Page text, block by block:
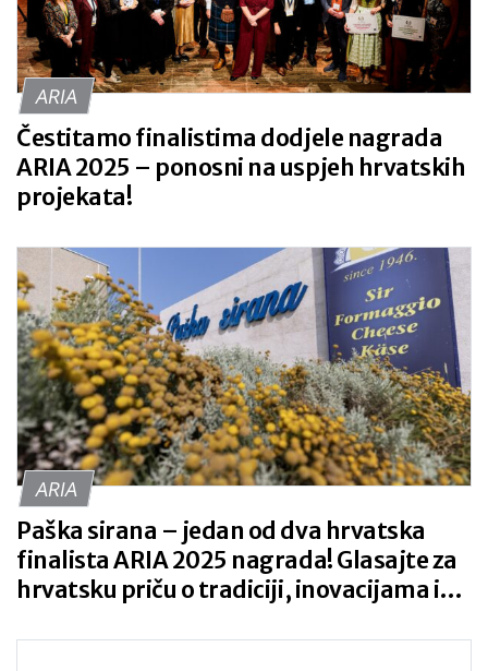
ARIA
Čestitamo finalistima dodjele nagrada
ARIA 2025 – ponosni na uspjeh hrvatskih
projekata!
ARIA
Paška sirana – jedan od dva hrvatska
finalista ARIA 2025 nagrada! Glasajte za
hrvatsku priču o tradiciji, inovacijama i